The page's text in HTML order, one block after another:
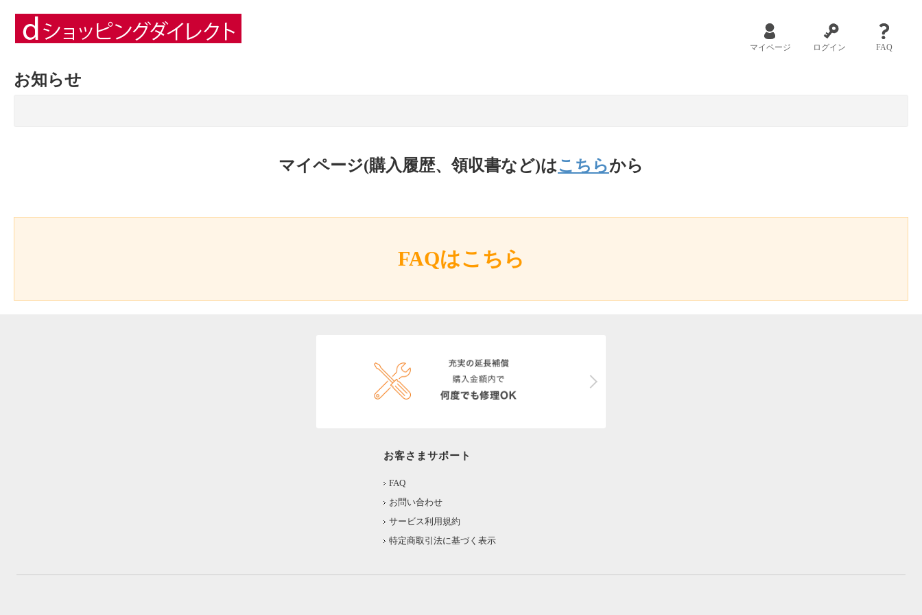
マイページ ログイン FAQ
お知らせ
マイページ(購入履歴、領収書など)はこちらから
FAQはこちら
お客さまサポート
FAQ
お問い合わせ
サービス利用規約
特定商取引法に基づく表示